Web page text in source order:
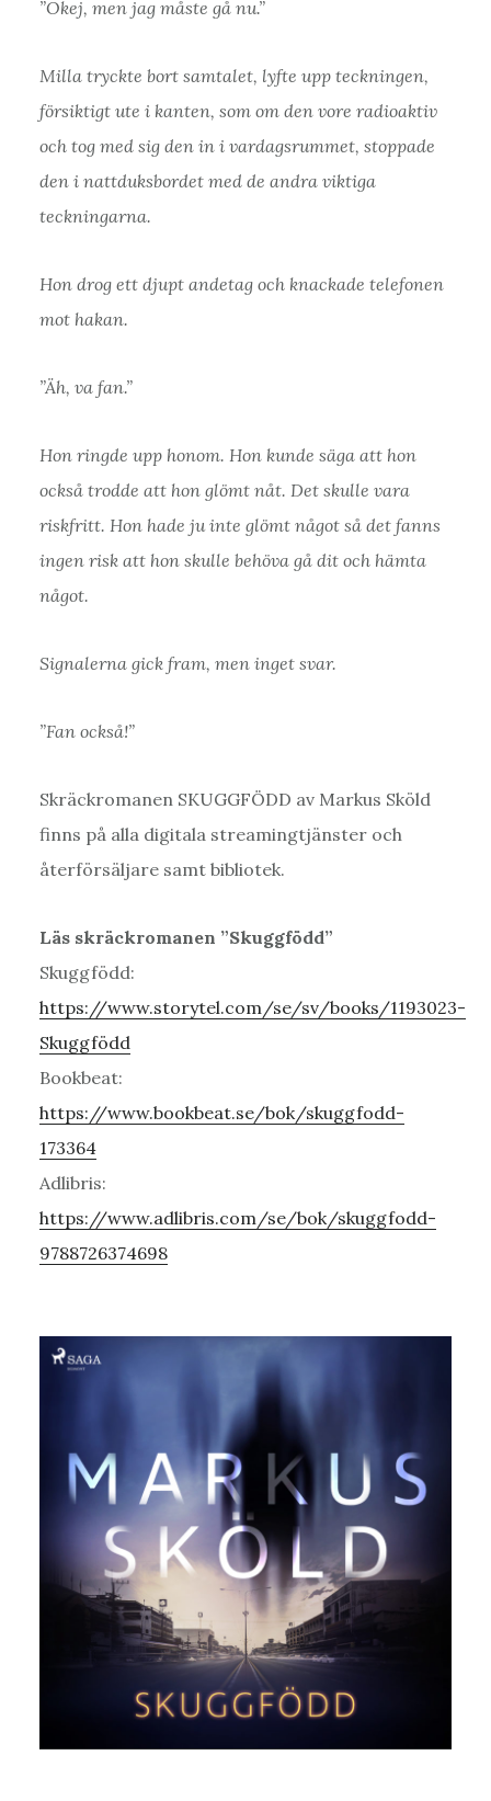
”Okej, men jag måste gå nu.”
Milla tryckte bort samtalet, lyfte upp teckningen,
försiktigt ute i kanten, som om den vore radioaktiv
och tog med sig den in i vardagsrummet, stoppade
den i nattduksbordet med de andra viktiga
teckningarna.
Hon drog ett djupt andetag och knackade telefonen
mot hakan.
”Äh, va fan.”
Hon ringde upp honom. Hon kunde säga att hon
också trodde att hon glömt nåt. Det skulle vara
riskfritt. Hon hade ju inte glömt något så det fanns
ingen risk att hon skulle behöva gå dit och hämta
något.
Signalerna gick fram, men inget svar.
”Fan också!”
Skräckromanen SKUGGFÖDD av Markus Sköld
finns på alla digitala streamingtjänster och
återförsäljare samt bibliotek.
Läs skräckromanen ”Skuggfödd”
Skuggfödd:
https://www.storytel.com/se/sv/books/1193023-
Skuggfödd
Bookbeat:
https://www.bookbeat.se/bok/skuggfodd-
173364
Adlibris:
https://www.adlibris.com/se/bok/skuggfodd-
9788726374698